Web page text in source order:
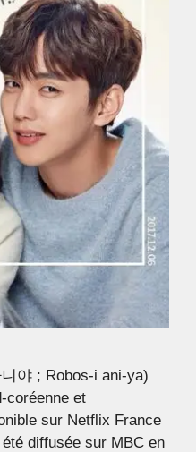
야 ; Robos-i ani-ya)
coréenne et
sur Netflix France
diffusée sur MBC en